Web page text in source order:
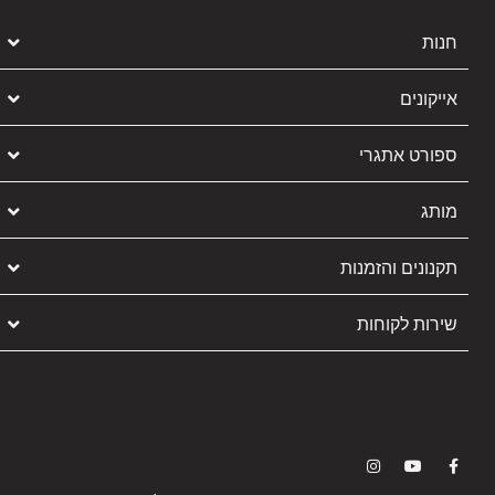
חנות
אייקונים
ספורט אתגרי
מותג
תקנונים והזמנות
שירות לקוחות